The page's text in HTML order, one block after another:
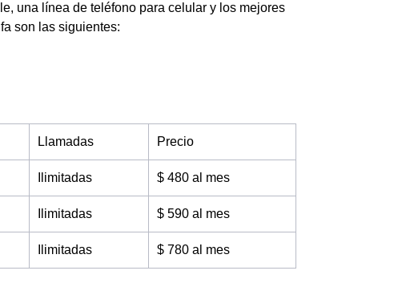
una línea de teléfono para celular y los mejores
son las siguientes:
Llamadas Precio
Ilimitadas $ 480 al mes
Ilimitadas $ 590 al mes
Ilimitadas $ 780 al mes